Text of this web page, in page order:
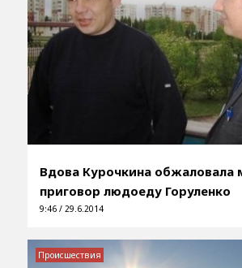
Вдова Курочкина обжаловала
приговор людоеду Горуленко
9:46 / 29.6.2014
Происшествия